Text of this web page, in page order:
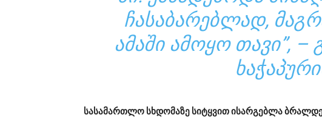
ᲩᲐ­ᲡᲐ­ᲑᲐ­ᲠᲔᲑ­ᲚᲐᲓ,
ᲐᲛᲐ­ᲨᲘ ᲐᲛᲝ­ᲧᲝ ᲗᲐᲕᲘ”, –
სა­სა­მარ­თლო სხდო­მა­ზე სი­ტყვით ისარ­გებ­ლა